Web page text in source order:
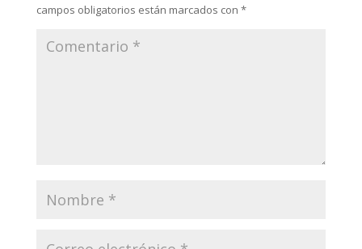
campos obligatorios están marcados con *